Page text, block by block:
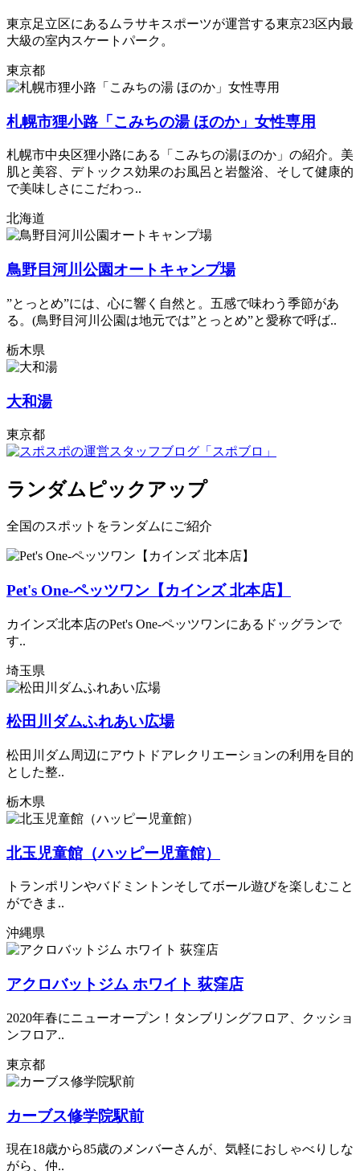
東京足立区にあるムラサキスポーツが運営する東京23区内最
大級の室内スケートパーク。
東京都
札幌市狸小路「こみちの湯 ほのか」女性専用
札幌市中央区狸小路にある「こみちの湯ほのか」の紹介。美
肌と美容、デトックス効果のお風呂と岩盤浴、そして健康的
で美味しさにこだわっ..
北海道
鳥野目河川公園オートキャンプ場
”とっとめ”には、心に響く自然と。五感で味わう季節があ
る。(鳥野目河川公園は地元では”とっとめ”と愛称で呼ば..
栃木県
大和湯
東京都
ランダムピックアップ
全国のスポットをランダムにご紹介
Pet's One-ペッツワン【カインズ 北本店】
カインズ北本店のPet's One-ペッツワンにあるドッグランで
す..
埼玉県
松田川ダムふれあい広場
松田川ダム周辺にアウトドアレクリエーションの利用を目的
とした整..
栃木県
北玉児童館（ハッピー児童館）
トランポリンやバドミントンそしてボール遊びを楽しむこと
ができま..
沖縄県
アクロバットジム ホワイト 荻窪店
2020年春にニューオープン！タンブリングフロア、クッショ
ンフロア..
東京都
カーブス修学院駅前
現在18歳から85歳のメンバーさんが、気軽におしゃべりしな
がら、仲..